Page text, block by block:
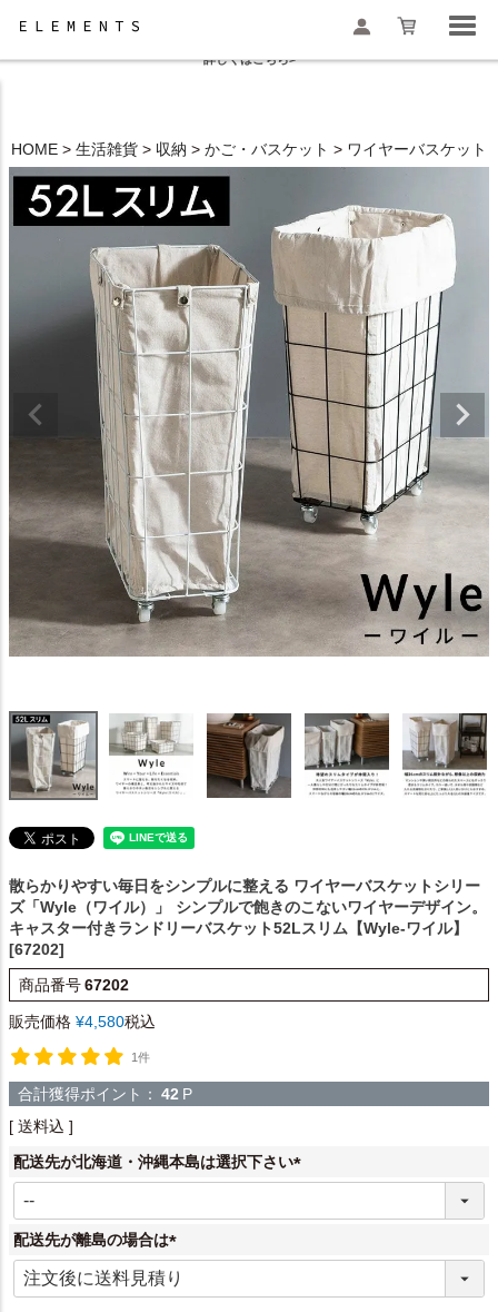
検索
夏季休業と一部地域配送遅延のお知らせ
詳しくはこちら>
HOME 生活雑貨 収納 かご・バスケット ワイヤーバスケット
散らかりやすい毎日をシンプルに整える ワイヤーバスケットシリー
ズ「Wyle（ワイル）」
シンプルで飽きのこないワイヤーデザイン。
キャスター付きランドリーバスケット52Lスリム【Wyle-ワイル】
[67202]
商品番号67202
販売価格 ¥4,580税込
1件
合計獲得ポイント： 42 P
送料込
配送先が北海道・沖縄本島は選択下さい
(
配送先が離島の場合は
(
必